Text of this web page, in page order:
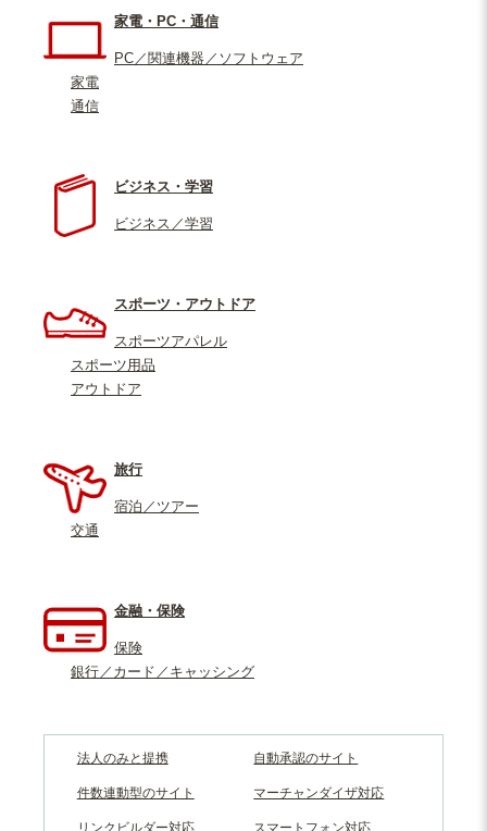
家電・PC・通信
PC／関連機器／ソフトウェア
家電
通信
ビジネス・学習
ビジネス／学習
スポーツ・アウトドア
スポーツアパレル
スポーツ用品
アウトドア
旅行
宿泊／ツアー
交通
金融・保険
保険
銀行／カード／キャッシング
法人のみと提携 自動承認のサイト
件数連動型のサイト マーチャンダイザ対応
リンクビルダー対応 スマートフォン対応